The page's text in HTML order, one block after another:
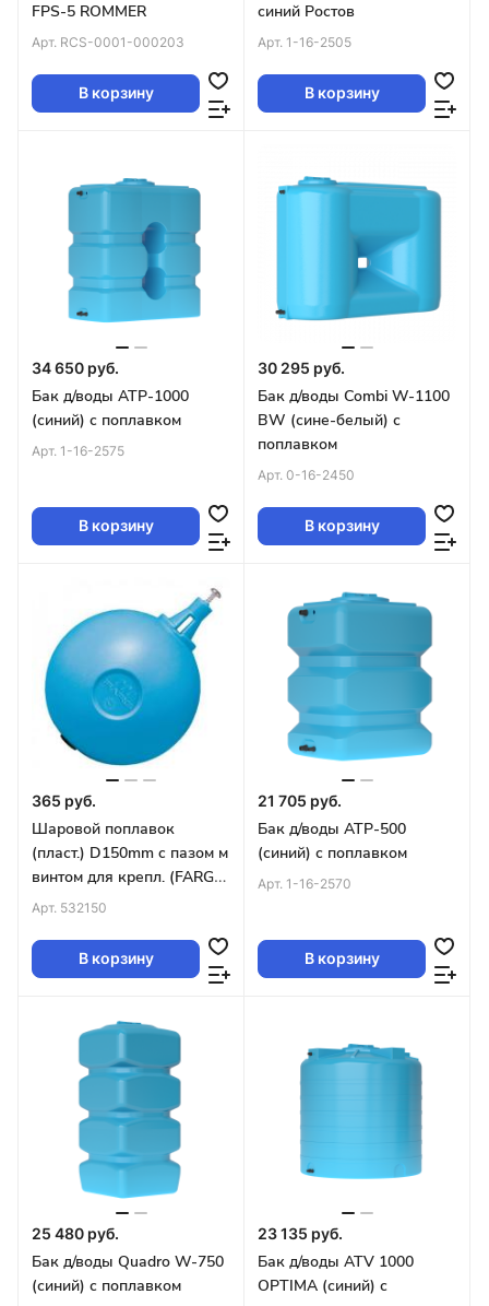
FPS-5 ROMMER
Арт. RCS-0001-000203
В корзину
синий Ростов
Арт. 1-16-2505
В корзину
34 650 руб.
Бак д/воды ATP-1000
(синий) с поплавком
Арт. 1-16-2575
В корзину
30 295 руб.
Бак д/воды Combi W-1100
BW (сине-белый) с
поплавком
Арт. 0-16-2450
В корзину
365 руб.
Шаровой поплавок
(пласт.) D150mm c пазом м
винтом для крепл. (FARG
511, 519, 523, 524, 525)
Арт. 532150
В корзину
21 705 руб.
Бак д/воды ATP-500
(синий) с поплавком
Арт. 1-16-2570
В корзину
25 480 руб.
Бак д/воды Quadro W-750
(синий) с поплавком
23 135 руб.
Бак д/воды ATV 1000
OPTIMA (синий) с